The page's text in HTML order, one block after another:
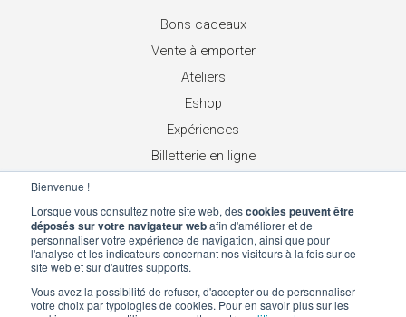
Bienvenue !
Lorsque vous consultez notre site web, descookies peuvent être
déposés sur votre navigateur webafin d'améliorer et de
personnaliser votre expérience de navigation, ainsi que pour
l'analyse et les indicateurs concernant nos visiteurs à la fois sur ce
site web et sur d'autres supports.
Vous avez la possibilité de refuser, d'accepter ou de personnaliser
votre choix par typologies de cookies. Pour en savoir plus sur les
Bons cadeaux
Vente à emporter
Ateliers
Eshop
Expériences
Billetterie en ligne
Chèques cadeaux réseau
Suivez-nous